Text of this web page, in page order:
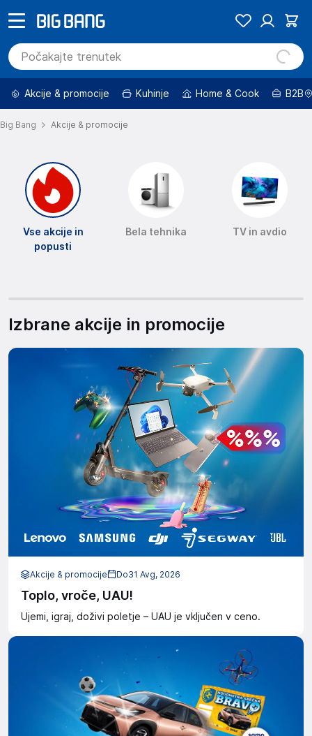
Akcije & promocije Kuhinje Home & Cook B2B
Big Bang Akcije & promocije
Vse akcije in
popusti
Bela tehnika TV in avdio
Izbrane akcije in promocije
Toplo, vroče, UAU!
Ujemi, igraj, doživi poletje – UAU je vključen v ceno.
Akcije & promocije Do31 Avg, 2026